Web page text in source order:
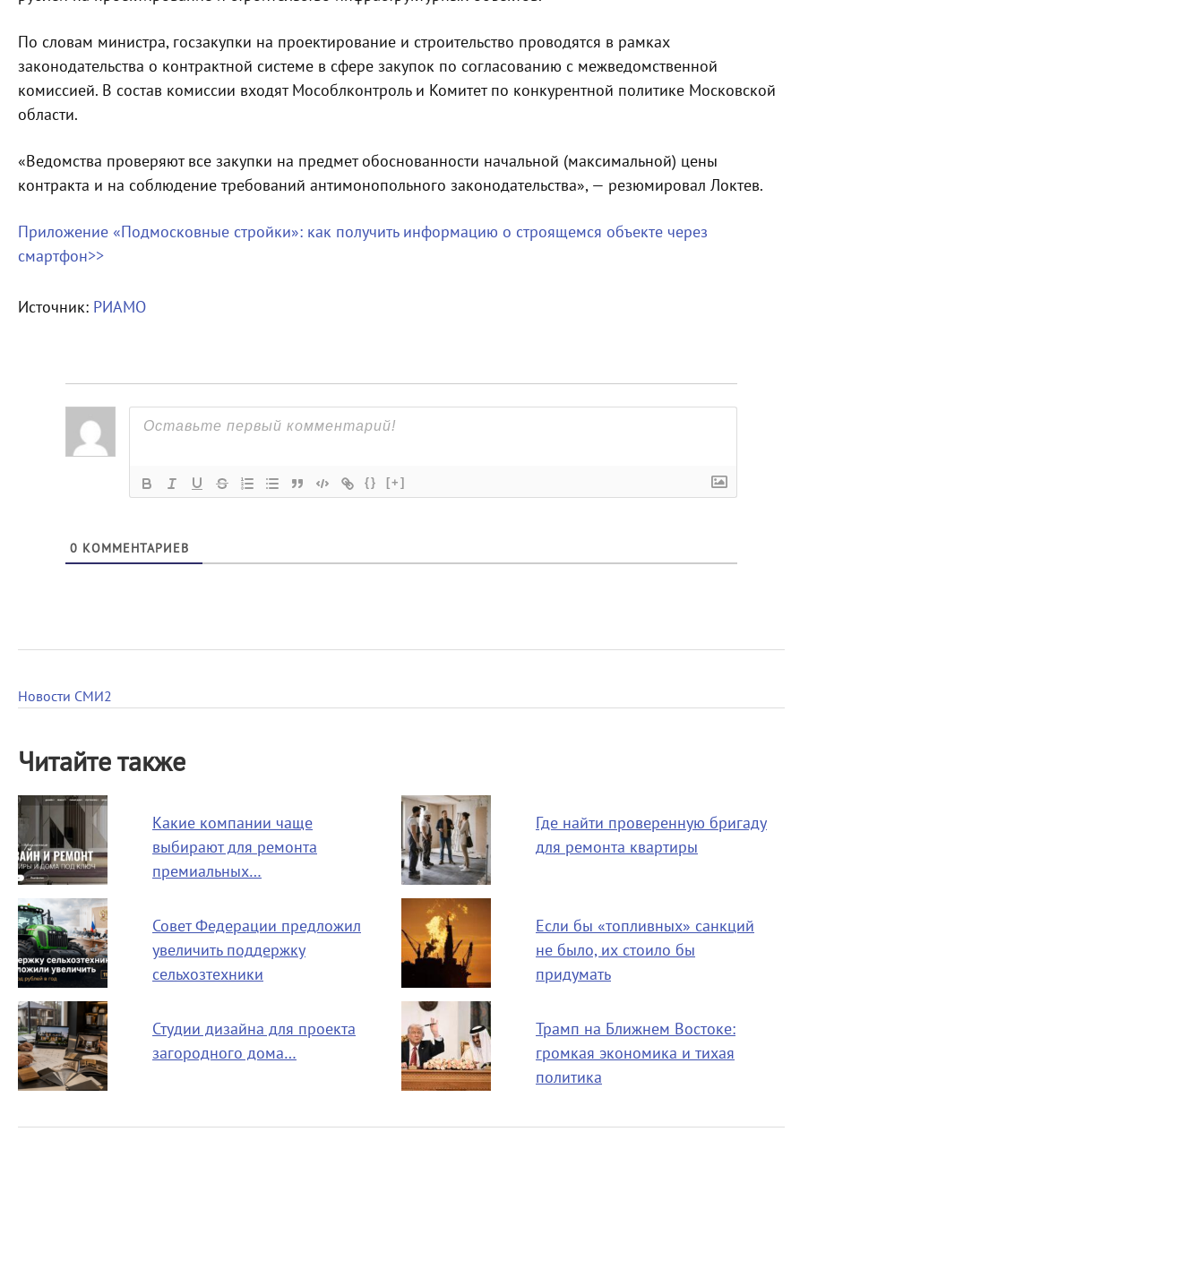
По словам министра, госзакупки на проектирование и строительство проводятся в рамках
законодательства о контрактной системе в сфере закупок по согласованию с межведомственной
комиссией. В состав комиссии входят Мособлконтроль и Комитет по конкурентной политике Московской
области.
«Ведомства проверяют все закупки на предмет обоснованности начальной (максимальной) цены
контракта и на соблюдение требований антимонопольного законодательства», — резюмировал Локтев.
Приложение «Подмосковные стройки»: как получить информацию о строящемся объекте через
смартфон>>
Источник: РИАМО
{} [+]
0 КОММЕНТАРИЕВ
Новости СМИ2
Читайте также
Какие компании чаще
выбирают для ремонта
премиальных…
Где найти проверенную бригаду
для ремонта квартиры
Совет Федерации предложил
увеличить поддержку
сельхозтехники
Если бы «топливных» санкций
не было, их стоило бы
придумать
Студии дизайна для проекта
загородного дома…
Трамп на Ближнем Востоке:
громкая экономика и тихая
политика